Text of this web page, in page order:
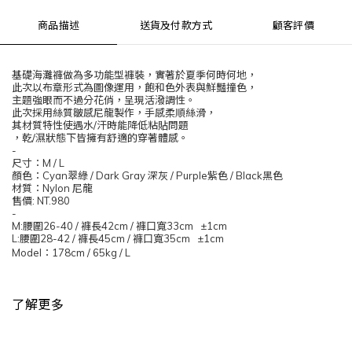
商品描述 送貨及付款方式 顧客評價
基礎海灘褲做為多功能型褲裝，實著於夏季何時何地，
此次以布章形式為圖像運用，飽和色外表與鮮豔撞色，
主題強眼而不過分花俏，呈現活潑調性。
此次採用絲質皺感尼龍製作，手感柔順絲滑，
其材質特性使遇水/汗時能降低粘貼問題
，乾/濕狀態下皆擁有舒適的穿著體感。
-
尺寸： M / L
顏色： Cyan翠綠/ Dark Gray深灰 / Purple紫色/ Black黑色
材質： Nylon 尼龍
售價: NT.980
-
M:腰圍26-40 /褲長42cm /褲口寬33cm ±1cm
L:腰圍28-42 /褲長45cm /褲口寬35cm ±1cm
Model ： 178cm / 65kg / L
了解更多